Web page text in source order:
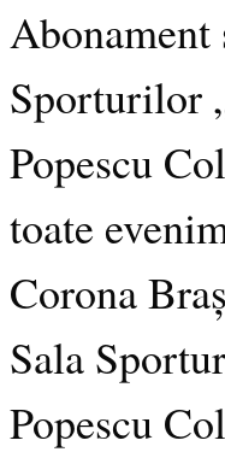
Sporturilor
Popescu
toate
Corona
Sala
Popescu